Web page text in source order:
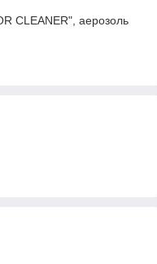
CLEANER", аерозоль